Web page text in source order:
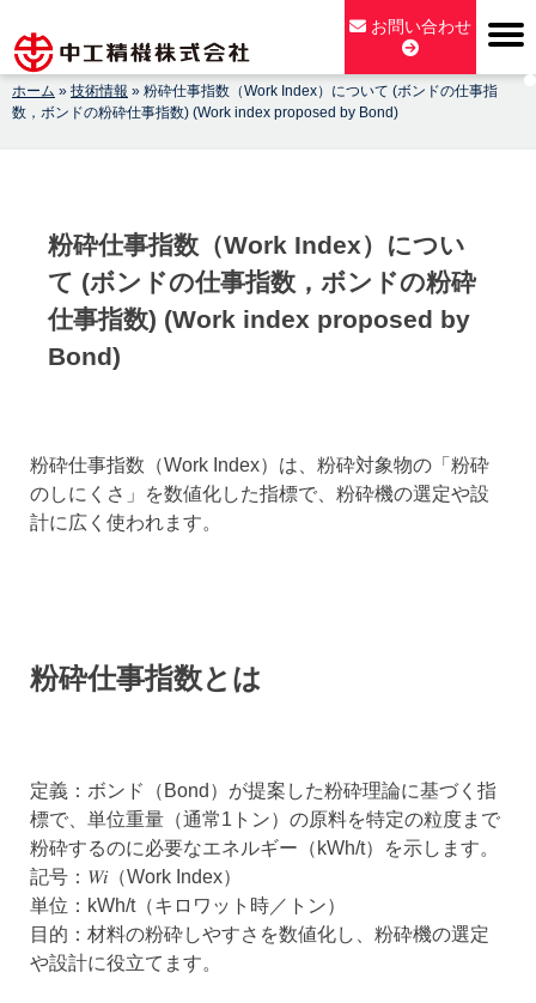
content
【公式】中工精機株式会社-創業100年の粉砕機製造パイオニア
お問い合わせ
ホーム » 技術情報 » 粉砕仕事指数（Work Index）について (ボンドの仕事指
数，ボンドの粉砕仕事指数) (Work index proposed by Bond)
粉砕仕事指数（Work Index）につい
て (ボンドの仕事指数，ボンドの粉砕
仕事指数) (Work index proposed by
Bond)
粉砕仕事指数（Work Index）は、粉砕対象物の「粉砕
のしにくさ」を数値化した指標で、粉砕機の選定や設
計に広く使われます。
粉砕仕事指数とは
定義：ボンド（Bond）が提案した粉砕理論に基づく指
標で、単位重量（通常1トン）の原料を特定の粒度まで
粉砕するのに必要なエネルギー（kWh/t）を示します。
記号：𝑊𝑖（Work Index）
単位：kWh/t（キロワット時／トン）
目的：材料の粉砕しやすさを数値化し、粉砕機の選定
や設計に役立てます。